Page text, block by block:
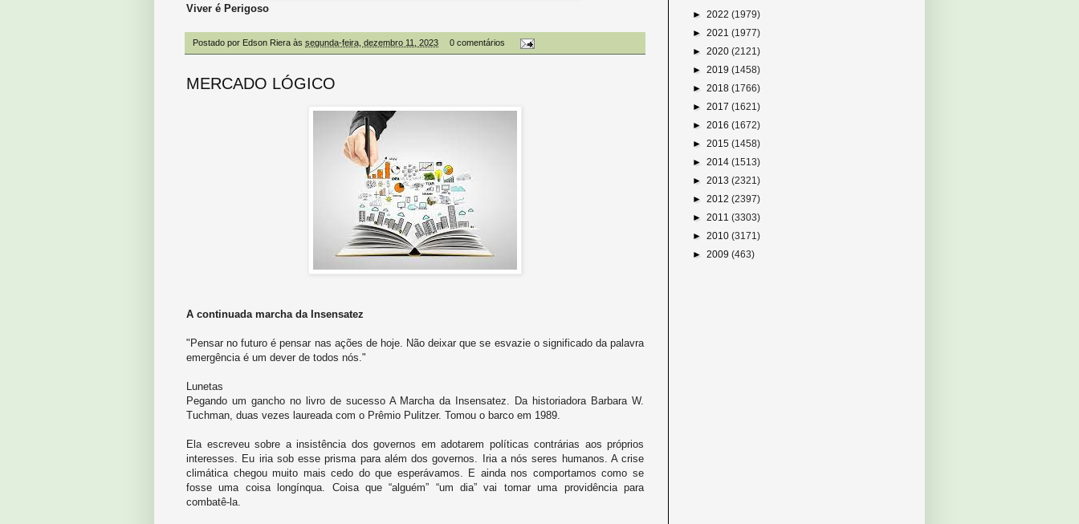
Viver é Perigoso
Postado por Edson Riera às segunda-feira, dezembro 11, 2023 0 comentários
MERCADO LÓGICO
A continuada marcha da Insensatez
"Pensar no futuro é pensar nas ações de hoje. Não deixar que se esvazie o significado da palavra
emergência é um dever de todos nós."
Lunetas
Pegando um gancho no livro de sucesso A Marcha da Insensatez. Da historiadora Barbara W.
Tuchman, duas vezes laureada com o Prêmio Pulitzer. Tomou o barco em 1989.
Ela escreveu sobre a insistência dos governos em adotarem políticas contrárias aos próprios
interesses. Eu iria sob esse prisma para além dos governos. Iria a nós seres humanos. A crise
climática chegou muito mais cedo do que esperávamos. E ainda nos comportamos como se
fosse uma coisa longínqua. Coisa que “alguém” “um dia” vai tomar uma providência para
combatê-la.
► 2022 (1979)
► 2021 (1977)
► 2020 (2121)
► 2019 (1458)
► 2018 (1766)
► 2017 (1621)
► 2016 (1672)
► 2015 (1458)
► 2014 (1513)
► 2013 (2321)
► 2012 (2397)
► 2011 (3303)
► 2010 (3171)
► 2009 (463)